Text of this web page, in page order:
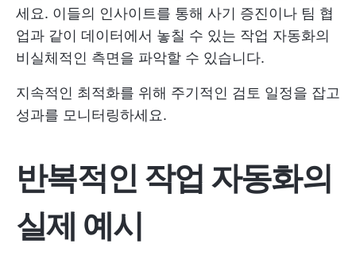
세요. 이들의 인사이트를 통해 사기 증진이나 팀 협
업과 같이 데이터에서 놓칠 수 있는 작업 자동화의
비실체적인 측면을 파악할 수 있습니다.
지속적인 최적화를 위해 주기적인 검토 일정을 잡고
성과를 모니터링하세요.
반복적인 작업 자동화의
실제 예시